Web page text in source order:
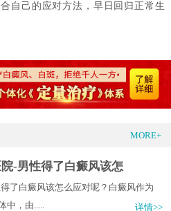
自己的应对方法，早日回归正常生
MORE+
-男性得了白癜风该怎
了白癜风该怎么应对呢？白癜风作为
中，由.....
详情>>